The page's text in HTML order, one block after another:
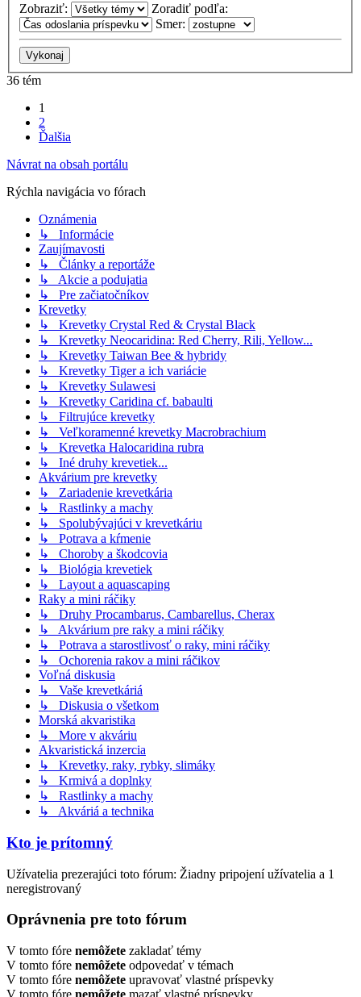
Zobraziť:
Zoradiť podľa:
Smer:
36 tém
1
2
Ďalšia
Návrat na obsah portálu
Rýchla navigácia vo fórach
Oznámenia
↳ Informácie
Zaujímavosti
↳ Články a reportáže
↳ Akcie a podujatia
↳ Pre začiatočníkov
Krevetky
↳ Krevetky Crystal Red & Crystal Black
↳ Krevetky Neocaridina: Red Cherry, Rili, Yellow...
↳ Krevetky Taiwan Bee & hybridy
↳ Krevetky Tiger a ich variácie
↳ Krevetky Sulawesi
↳ Krevetky Caridina cf. babaulti
↳ Filtrujúce krevetky
↳ Veľkoramenné krevetky Macrobrachium
↳ Krevetka Halocaridina rubra
↳ Iné druhy krevetiek...
Akvárium pre krevetky
↳ Zariadenie krevetkária
↳ Rastlinky a machy
↳ Spolubývajúci v krevetkáriu
↳ Potrava a kŕmenie
↳ Choroby a škodcovia
↳ Biológia krevetiek
↳ Layout a aquascaping
Raky a mini ráčiky
↳ Druhy Procambarus, Cambarellus, Cherax
↳ Akvárium pre raky a mini ráčiky
↳ Potrava a starostlivosť o raky, mini ráčiky
↳ Ochorenia rakov a mini ráčikov
Voľná diskusia
↳ Vaše krevetkáriá
↳ Diskusia o všetkom
Morská akvaristika
↳ More v akváriu
Akvaristická inzercia
↳ Krevetky, raky, rybky, slimáky
↳ Krmivá a doplnky
↳ Rastlinky a machy
↳ Akváriá a technika
Kto je prítomný
Užívatelia prezerajúci toto fórum: Žiadny pripojení užívatelia a 1
neregistrovaný
Oprávnenia pre toto fórum
V tomto fóre nemôžete zakladať témy
V tomto fóre nemôžete odpovedať v témach
V tomto fóre nemôžete upravovať vlastné príspevky